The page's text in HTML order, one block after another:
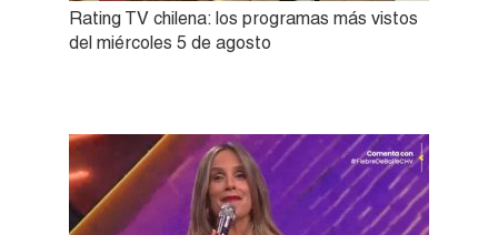
Rating TV chilena: los programas más vistos
del miércoles 5 de agosto